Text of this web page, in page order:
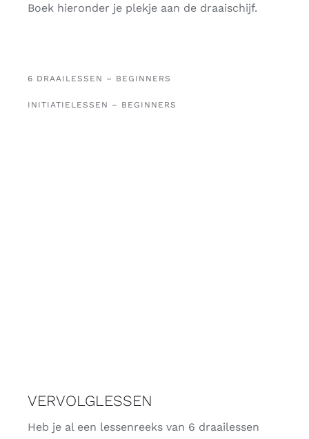
Boek hieronder je plekje aan de draaischijf.
6 DRAAILESSEN – BEGINNERS
INITIATIELESSEN – BEGINNERS
VERVOLGLESSEN
Heb je al een lessenreeks van 6 draailessen